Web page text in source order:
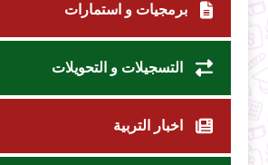
برمجيات و استمارات
التسجيلات و التحويلات
اخبار التربية